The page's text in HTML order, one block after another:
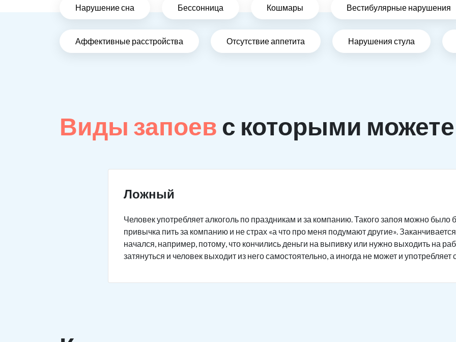
Нарушение сна Бессонница Кошмары Вестибулярные нарушения
Аффективные расстройства Отсутствие аппетита Нарушения стула
Виды запоев с которыми
Ложный
Человек употребляет алкоголь по праздникам и за компанию. Такого запоя можно
привычка пить за компанию и не страх «а что про меня подумают другие».
начался, например, потому, что кончились деньги на выпивку или нужно выходить на
затянуться и человек выходит из него самостоятельно, а иногда не может и